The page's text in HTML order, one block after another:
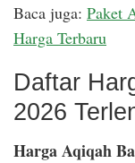
Baca juga: Paket
Harga Terbaru
Daftar
2026
Harga Aqiqah